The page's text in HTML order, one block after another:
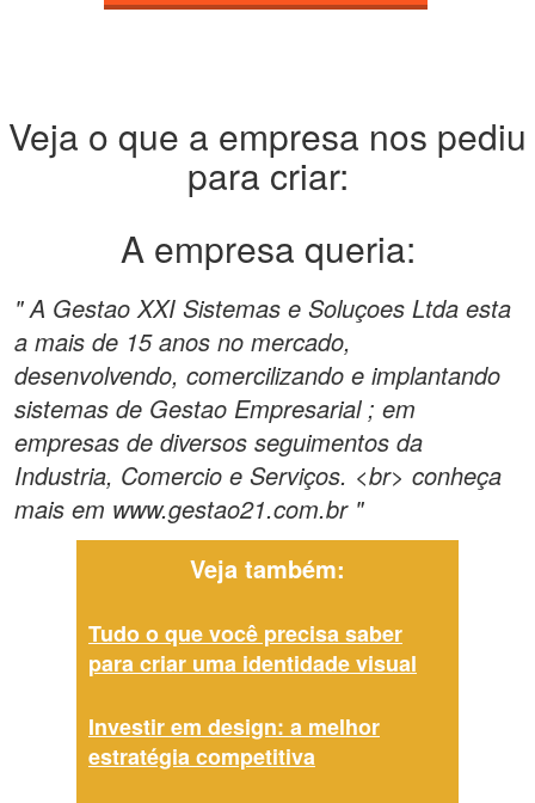
Veja o que a empresa nos pediu
para criar:
A empresa queria:
" A Gestao XXI Sistemas e Soluçoes Ltda esta
a mais de 15 anos no mercado,
desenvolvendo, comercilizando e implantando
sistemas de Gestao Empresarial ; em
empresas de diversos seguimentos da
Industria, Comercio e Serviços. <br> conheça
mais em www.gestao21.com.br "
Veja também:
Tudo o que você precisa saber
para criar uma identidade visual
Investir em design: a melhor
estratégia competitiva